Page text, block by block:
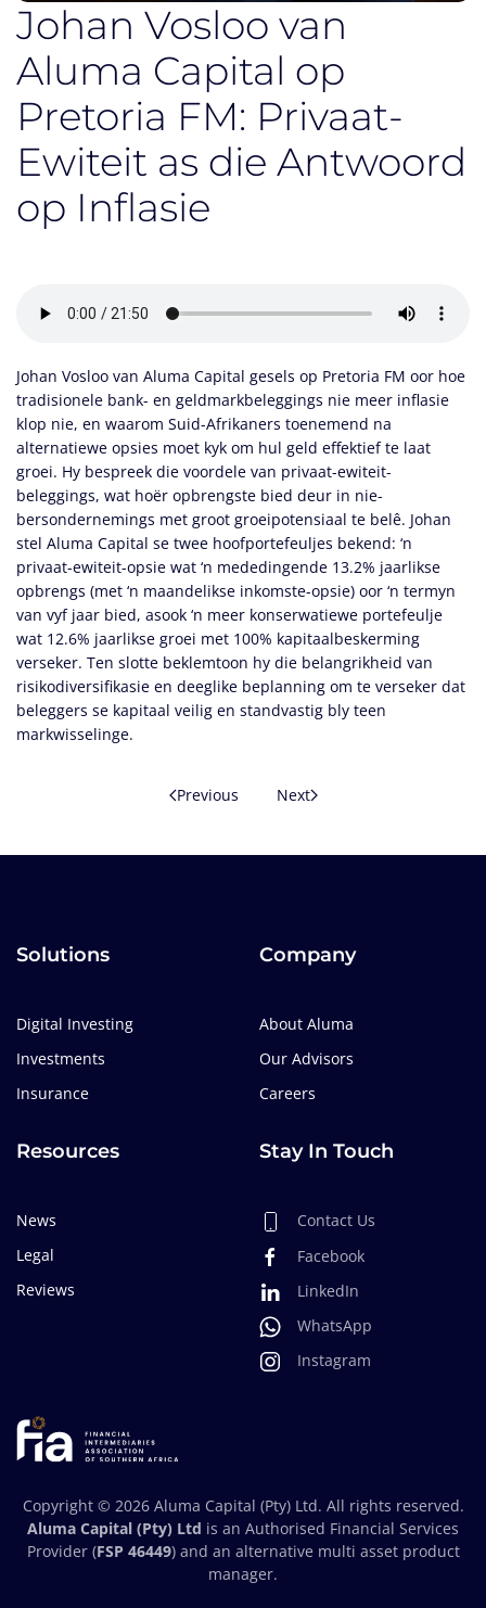
Johan Vosloo van
Aluma Capital op
Pretoria FM: Privaat-
Ewiteit as die Antwoord
op Inflasie
Johan Vosloo van Aluma Capital gesels op Pretoria FM oor hoe
tradisionele bank- en geldmarkbeleggings nie meer inflasie
klop nie, en waarom Suid-Afrikaners toenemend na
alternatiewe opsies moet kyk om hul geld effektief te laat
groei. Hy bespreek die voordele van privaat-ewiteit-
beleggings, wat hoër opbrengste bied deur in nie-
bersondernemings met groot groeipotensiaal te belê. Johan
stel Aluma Capital se twee hoofportefeuljes bekend: ‘n
privaat-ewiteit-opsie wat ‘n mededingende 13.2% jaarlikse
opbrengs (met ‘n maandelikse inkomste-opsie) oor ‘n termyn
van vyf jaar bied, asook ‘n meer konserwatiewe portefeulje
wat 12.6% jaarlikse groei met 100% kapitaalbeskerming
verseker. Ten slotte beklemtoon hy die belangrikheid van
risikodiversifikasie en deeglike beplanning om te verseker dat
beleggers se kapitaal veilig en standvastig bly teen
markwisselinge.
Previous Next
Solutions
Digital Investing
Investments
Insurance
Company
About Aluma
Our Advisors
Careers
Resources
News
Legal
Reviews
Stay In Touch
Contact Us
Facebook
LinkedIn
WhatsApp
Instagram
Copyright © 2026Aluma Capital (Pty) Ltd. All rights reserved.
Aluma Capital (Pty) Ltd is an Authorised Financial Services
Provider (FSP 46449) and an alternative multi asset product
manager.